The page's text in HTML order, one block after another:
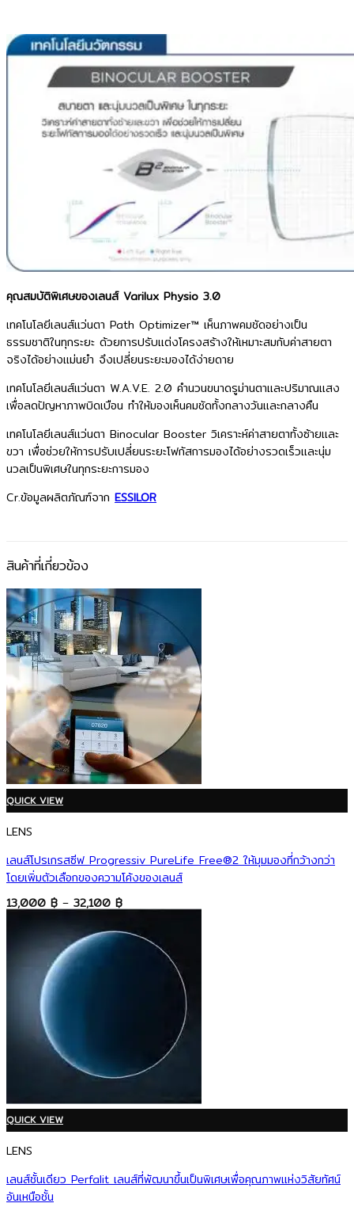
คุณสมบัติพิเศษของเลนส์ Varilux Physio 3.0
เทคโนโลยีเลนส์แว่นตา Path Optimizer™ เห็นภาพคมชัดอย่างเป็น
ธรรมชาติในทุกระยะ ด้วยการปรับแต่งโครงสร้างให้เหมาะสมกับค่าสายตา
จริงได้อย่างแม่นยำ จึงเปลี่ยนระยะมองได้ง่ายดาย
เทคโนโลยีเลนส์แว่นตา W.A.V.E. 2.0 คำนวนขนาดรูม่านตาและปริมาณแสง
เพื่อลดปัญหาภาพบิดเบือน ทำให้มองเห็นคมชัดทั้งกลางวันและกลางคืน
เทคโนโลยีเลนส์แว่นตา Binocular Booster วิเคราะห์ค่าสายตาทั้งซ้ายและ
ขวา เพื่อช่วยให้การปรับเปลี่ยนระยะโฟกัสการมองได้อย่างรวดเร็วและนุ่ม
นวลเป็นพิเศษในทุกระยะการมอง
Cr.ข้อมูลผลิตภัณฑ์จาก ESSILOR
สินค้าที่เกี่ยวข้อง
QUICK VIEW
LENS
เลนส์โปรเกรสซีฟ Progressiv PureLife Free®2 ให้มุมมองที่กว้างกว่า
โดยเพิ่มตัวเลือกของความโค้งของเลนส์
13,000 ฿ – 32,100 ฿Price
range:
through
32,100 ฿
QUICK VIEW
LENS
เลนส์ชั้นเดียว Perfalit เลนส์ที่พัฒนาขึ้นเป็นพิเศษเพื่อคุณภาพแห่งวิสัยทัศน์
อันเหนือชั้น